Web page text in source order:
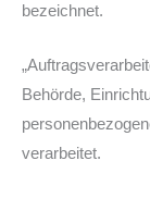
bezeichnet.
Behörde,
verarbeitet.